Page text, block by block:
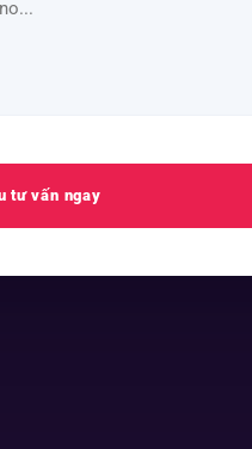
tư vấn ngay